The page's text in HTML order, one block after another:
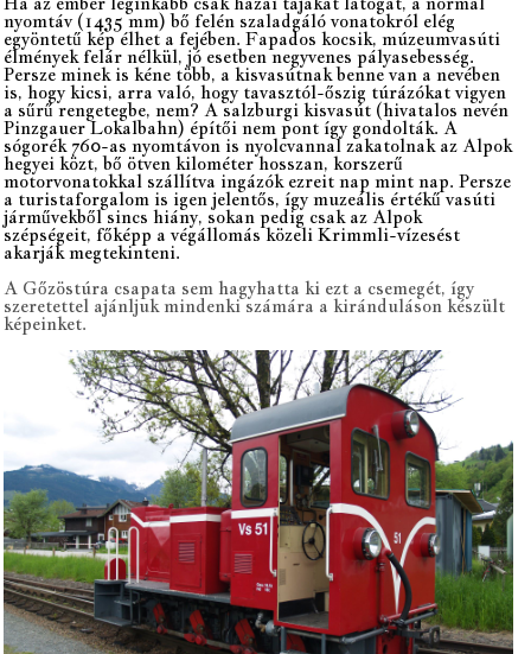
nyomtáv (1435 mm) bő felén szaladgáló vonatokról elég
egyöntetű kép élhet a fejében. Fapados kocsik, múzeumvasúti
élmények felár nélkül, jó esetben negyvenes pályasebesség.
Persze minek is kéne több, a kisvasútnak benne van a nevében
is, hogy kicsi, arra való, hogy tavasztól-őszig túrázókat vigyen
a sűrű rengetegbe, nem? A salzburgi kisvasút (hivatalos nevén
Pinzgauer Lokalbahn) építői nem pont így gondolták. A
sógorék 760-as nyomtávon is nyolcvannal zakatolnak az Alpok
hegyei közt, bő ötven kilométer hosszan, korszerű
motorvonatokkal szállítva ingázók ezreit nap mint nap. Persze
a turistaforgalom is igen jelentős, így muzeális értékű vasúti
járművekből sincs hiány, sokan pedig csak az Alpok
szépségeit, főképp a végállomás közeli Krimmli-vízesést
akarják megtekinteni.
A Gőzöstúra csapata sem hagyhatta ki ezt a csemegét, így
szeretettel ajánljuk mindenki számára a kiránduláson készült
képeinket.